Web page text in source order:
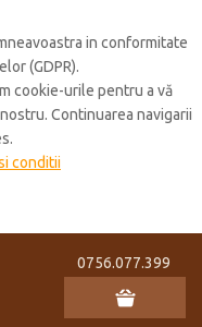
in conformitate
(GDPR).
cookie-urile pentru a vă
Continuarea navigarii
conditii
0756.077.399